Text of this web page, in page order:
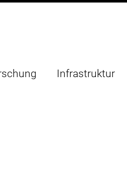
Infrastruktur